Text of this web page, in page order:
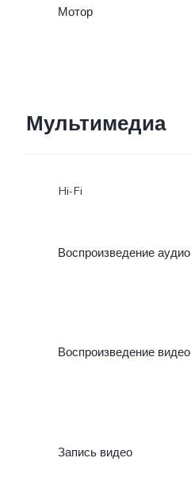
Мотор
Мультимедиа
Hi-Fi
Воспроизведение аудио
Воспроизведение видео
Запись видео